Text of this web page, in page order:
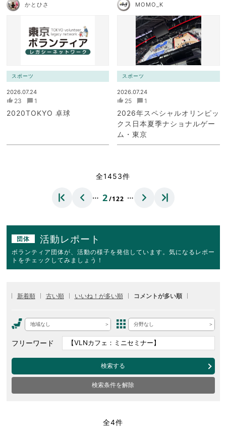
かとひさ
スポーツ
2026.07.24
23 1
2020TOKYO 卓球
MOMO_K
スポーツ
2026.07.24
25 1
2026年スペシャルオリンピッ
クス日本夏季ナショナルゲー
ム・東京
全1453件
… 2/122 …
団体 活動レポート
ボランティア団体が、活動の様子を発信しています。気になるレポー
トをチェックしてみましょう！
新着順 古い順 いいね！が多い順 コメントが多い順
地域なし 分野なし
フリーワード
検索する
検索条件を解除
全4件